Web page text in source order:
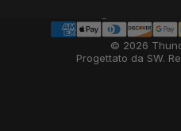
© 2026
Progettato da SW.
Paese/regione